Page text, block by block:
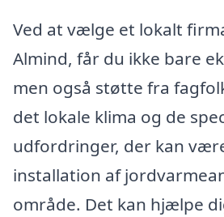
Ved at vælge et lokalt
Almind, får du ikke bare
men også støtte fra
det lokale klima og de
udfordringer, der kan
installation af
område. Det kan hjælpe